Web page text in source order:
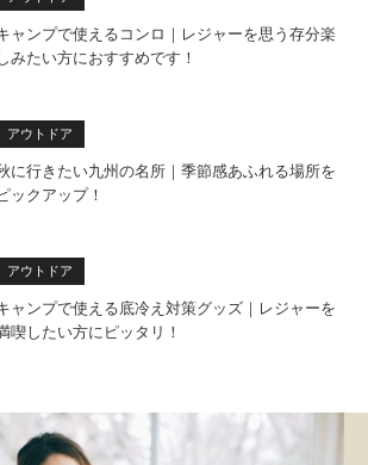
ャンプで使えるコンロ｜レジャーを思う存分楽
みたい方におすすめです！
アウトドア
に行きたい九州の名所｜季節感あふれる場所を
ックアップ！
アウトドア
ャンプで使える底冷え対策グッズ｜レジャーを
喫したい方にピッタリ！